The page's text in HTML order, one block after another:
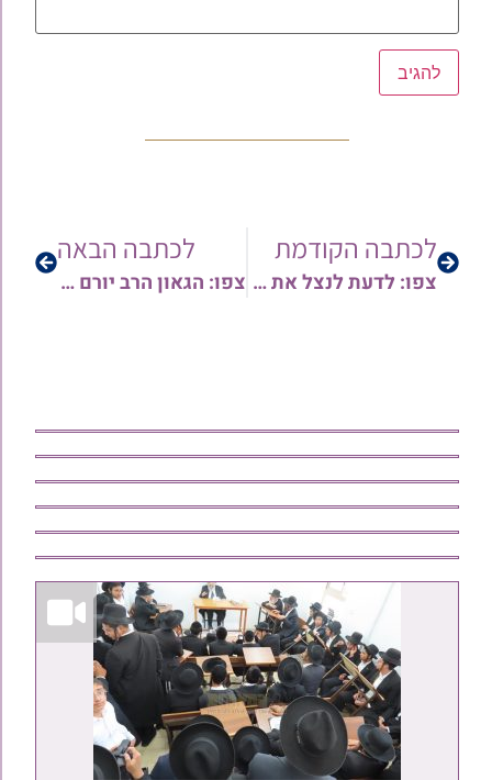
לכתבה הקודמת
צפו: לדעת לנצל את המומנטום! מסר מאלף לפרשת השבוע עם מגיד המישרים הרב בועז שלום
לכתבה הבאה
צפו: הגאון הרב יורם סרי שליט"א בשיעור הדרכה – כל הלכות פסח שחל במוצאי שבת כמו השנה…